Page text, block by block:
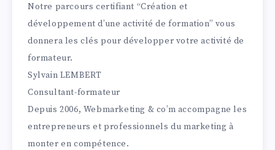
Notre parcours certifiant “Création et
développement d’une activité de formation” vous
donnera les clés pour développer votre activité de
formateur.
Sylvain LEMBERT
Consultant-formateur
Depuis 2006, Webmarketing & co’m accompagne les
entrepreneurs et professionnels du marketing à
monter en compétence.